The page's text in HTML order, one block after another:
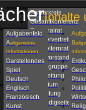
Förderkreis
Gesamtkonferenz
Personalrat
Schülervertretung
Schulelternrat
Schulvorstand
Steuergruppe
Schulleitung
Kollegium
Verwaltung
Zuständigkeiten am
Inhalte
Aufgabenfeld
Aallgemeine
Informationen
Darstellendes
Spiel
Deutsch
Englisch
Französisch
Kunst
B